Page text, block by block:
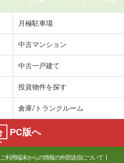
月極駐車場
中古マンション
中古一戸建て
投資物件を探す
倉庫/トランクルーム
PC版へ
利用端末からの情報の外部送信について